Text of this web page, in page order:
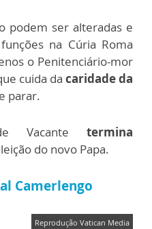
podem ser alteradas e
na Cúria Roma
o Penitenciário-mor
cuida da caridade da
parar.
Vacante termina
do novo Papa.
Camerlengo
Reprodução Vatican Media